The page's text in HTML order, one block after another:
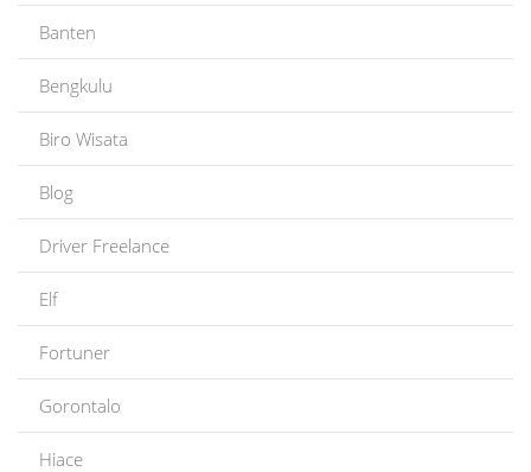
Banten
Bengkulu
Biro Wisata
Blog
Driver Freelance
Elf
Fortuner
Gorontalo
Hiace